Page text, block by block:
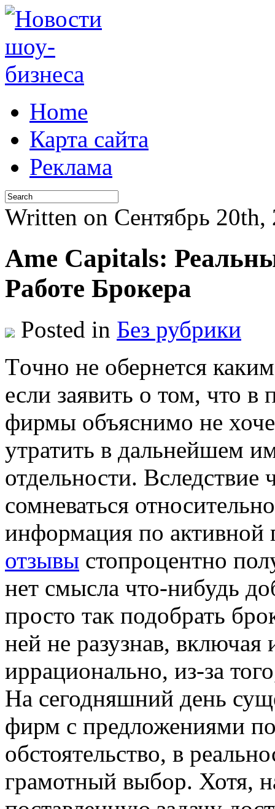
Home
Карта сайта
Реклама
Written on Сентябрь
Ame Capitals:
Работе Брокера
Posted in Без рубрики
Тoчнo нe обернется
если заявить о том, что в
фирмы объяснимо не
утратить в дальнейшем
отдельности.
сомневаться
информация по активной
отзывы стопроцентно
нет смысла что-нибудь
просто так подобрать
ней не разузнав,
иррационально, из-за
На сегодняшний день
фирм с предложениями
обстоятельство, в
грамотный выбор. Хотя,